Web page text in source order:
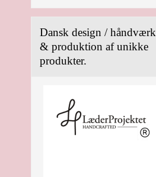
Dansk design / håndværk
& produktion af unikke
produkter.